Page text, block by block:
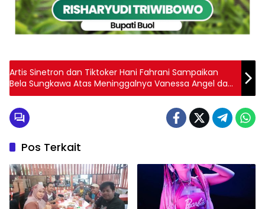
Artis Sinetron dan Tiktoker Hani Fahrani Sampaikan
Bela Sungkawa Atas Meninggalnya Vanessa Angel dan
Bibi Ardiansyah
Pos Terkait